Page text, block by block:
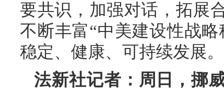
要共识，加强对话，拓展
不断丰富“中美建设性战
稳定、健康、可持续发展。
法新社记者：周日，挪